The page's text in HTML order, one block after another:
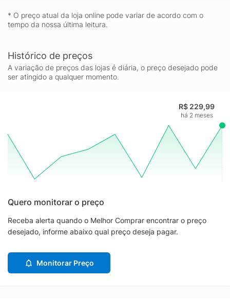
* O preço atual da loja online pode variar de acordo com o
tempo da nossa última leitura.
Histórico de preços
A variação de preços das lojas é diária, o preço desejado pode
ser atingido a qualquer momento.
R$ 229,99
há 2 meses
Quero monitorar o preço
Receba alerta quando o Melhor Comprar encontrar o preço
desejado, informe abaixo qual preço deseja pagar.
Monitorar Preço